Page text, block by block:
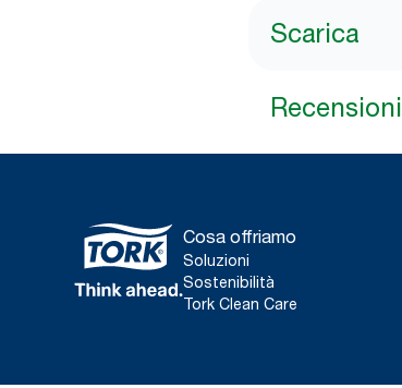
Scarica
Recensioni
Cosa offriamo
Soluzioni
Sostenibilità
Tork Clean Care